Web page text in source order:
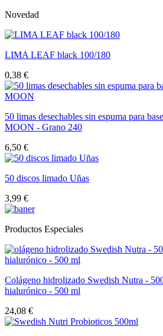
Novedad
LIMA LEAF black 100/180
0,38 €
50 limas desechables sin espuma para
MOON - Grano 240
6,50 €
50 discos limado Uñas
3,99 €
Productos Especiales
Colágeno hidrolizado Swedish Nutra -
hialurónico - 500 ml
24,08 €